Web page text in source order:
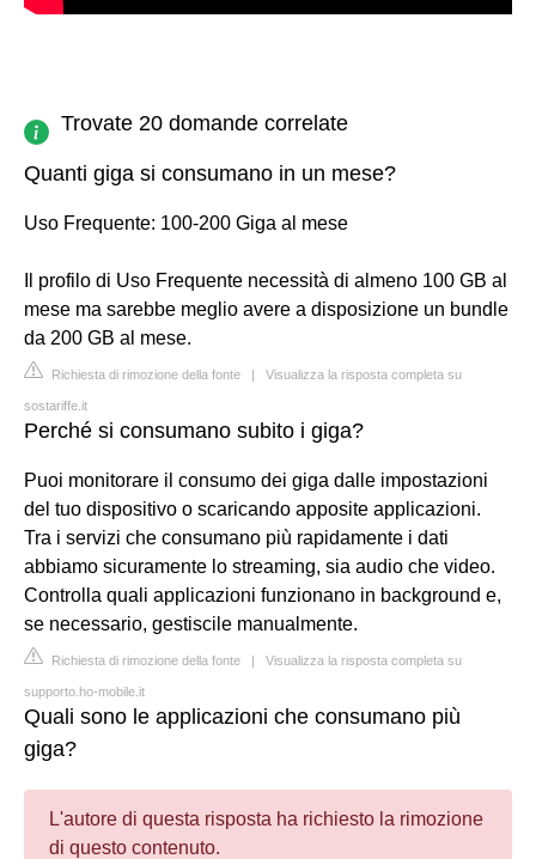
Trovate 20 domande correlate
Quanti giga si consumano in un mese?
Uso Frequente: 100-200 Giga al mese
Il profilo di Uso Frequente necessità di almeno 100 GB al
mese ma sarebbe meglio avere a disposizione un bundle
da 200 GB al mese.
Richiesta di rimozione della fonte | Visualizza la risposta completa su
sostariffe.it
Perché si consumano subito i giga?
Puoi monitorare il consumo dei giga dalle impostazioni
del tuo dispositivo o scaricando apposite applicazioni.
Tra i servizi che consumano più rapidamente i dati
abbiamo sicuramente lo streaming, sia audio che video.
Controlla quali applicazioni funzionano in background e,
se necessario, gestiscile manualmente.
Richiesta di rimozione della fonte | Visualizza la risposta completa su
supporto.ho-mobile.it
Quali sono le applicazioni che consumano più
giga?
L'autore di questa risposta ha richiesto la rimozione
di questo contenuto.